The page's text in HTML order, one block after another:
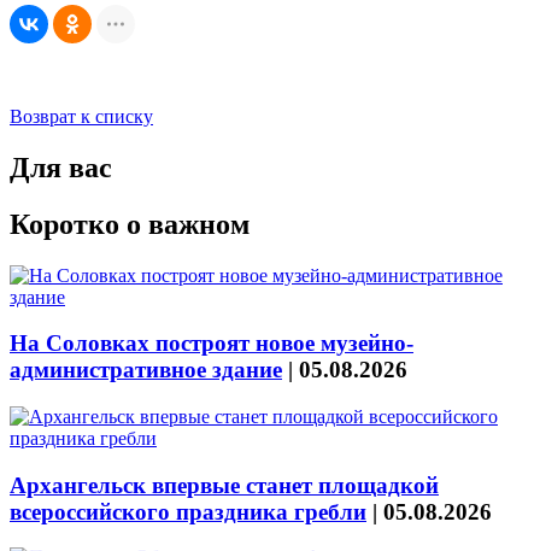
Возврат к списку
Для вас
Коротко о важном
На Соловках построят новое музейно-
административное здание | 05.08.2026
Архангельск впервые станет площадкой
всероссийского праздника гребли | 05.08.2026